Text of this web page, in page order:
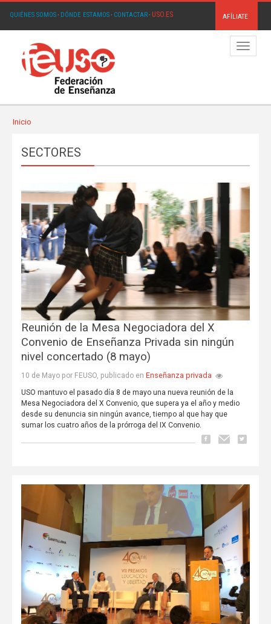
QUIÉNES SOMOS· DÓNDE ESTAMOS· CONTACTAR· USO.ES AFÍLIATE
Menú
Inicio
SECTORES
Reunión de la Mesa Negociadora del X
Convenio de Enseñanza Privada sin ningún
nivel concertado (8 mayo)
10 de Mayo por FEUSO, publicado en Enseñanza privada
USO mantuvo el pasado día 8 de mayo una nueva reunión de la
Mesa Negociadora del X Convenio, que supera ya el año y medio
desde su denuncia sin ningún avance, tiempo al que hay que
sumar los cuatro años de la prórroga del IX Convenio.